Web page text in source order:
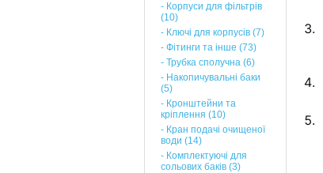
- Корпуси для фільтрів
(10)
- Ключі для корпусів (7)
- Фітинги та інше (73)
- Трубка сполучна (6)
- Накопичувальні баки
(5)
- Кронштейни та
кріплення (10)
- Кран подачі очищеної
води (14)
- Комплектуючі для
сольових баків (3)